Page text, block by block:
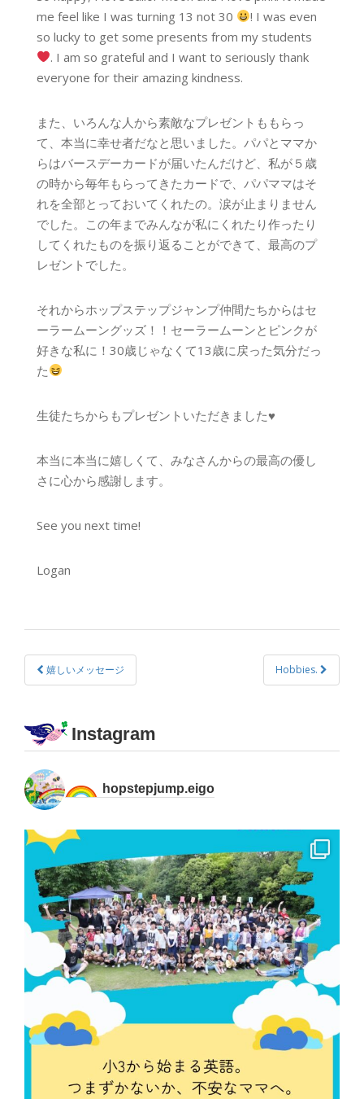
me feel like I was turning 13 not 30
! I was even
so lucky to get some presents from my students
. I am so grateful and I want to seriously thank
everyone for their amazing kindness.
また、いろんな人から素敵なプレゼントももらっ
て、本当に幸せ者だなと思いました。パパとママか
らはバースデーカードが届いたんだけど、私が５歳
の時から毎年もらってきたカードで、パパママはそ
れを全部とっておいてくれたの。涙が止まりません
でした。この年までみんなが私にくれたり作ったり
してくれたものを振り返ることができて、最高のプ
レゼントでした。
それからホップステップジャンプ仲間たちからはセ
ーラームーングッズ！！セーラームーンとピンクが
好きな私に！30歳じゃなくて13歳に戻った気分だっ
た
生徒たちからもプレゼントいただきました♥
本当に本当に嬉しくて、みなさんからの最高の優し
さに心から感謝します。
See you next time!
Logan
嬉しいメッセージ Hobbies.
Instagram
hopstepjump.eigo